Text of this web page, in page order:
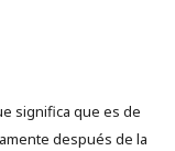
significa que es de
después de la